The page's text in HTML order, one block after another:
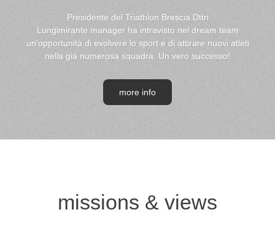
Presidente del Triathlon Brescia Dttri
Lungimirante manager ha intravisto nel dream team
un'opportunità di evolvere lo sport e di attirare nuovi atleti
nella già numerosa squadra. Un vero successo!
more info
missions & views